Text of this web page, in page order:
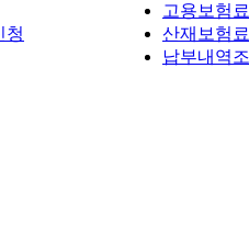
청
고용보험
산재보험
납부내역